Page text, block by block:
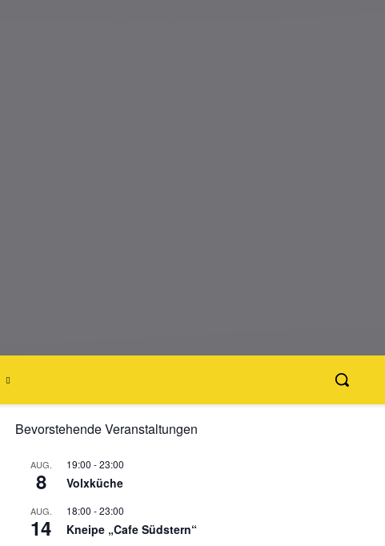
Bevorstehende Veranstaltungen
AUG.
8
19:00 -23:00
Volxküche
AUG.
14
18:00 -23:00
Kneipe „Cafe Südstern“